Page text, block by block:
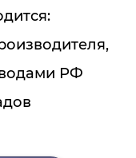
РФ